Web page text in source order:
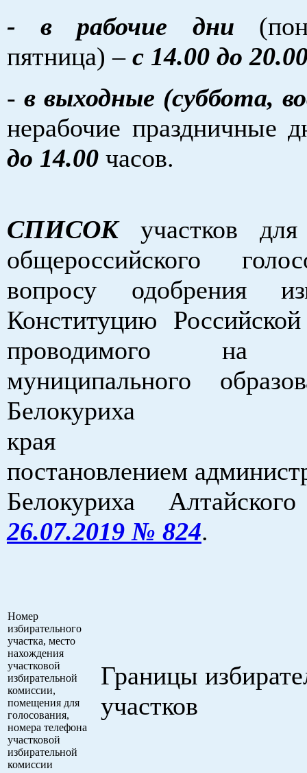
- в рабочие дни
пятница) – с 14.00 до
- в выходные (суббота,
нерабочие праздничные
до 14.00 часов.
СПИСОКучастков для
общероссийского
вопросу одобрения
Конституцию
проводимого на
муниципального
Белокуриха
края
постановлением
Белокуриха
26.07.2019 № 824.
Номер
избирательного
участка, место
нахождения
участковой
избирательной
комиссии,
помещения для
голосования,
номера телефона
участковой
избирательной
комиссии
Границы
участков